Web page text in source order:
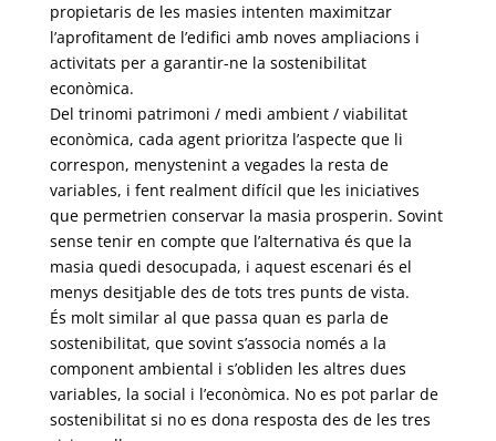
propietaris de les masies intenten maximitzar
l’aprofitament de l’edifici amb noves ampliacions i
activitats per a garantir-ne la sostenibilitat
econòmica.
Del trinomi patrimoni / medi ambient / viabilitat
econòmica, cada agent prioritza l’aspecte que li
correspon, menystenint a vegades la resta de
variables, i fent realment difícil que les iniciatives
que permetrien conservar la masia prosperin. Sovint
sense tenir en compte que l’alternativa és que la
masia quedi desocupada, i aquest escenari és el
menys desitjable des de tots tres punts de vista.
És molt similar al que passa quan es parla de
sostenibilitat, que sovint s’associa només a la
component ambiental i s’obliden les altres dues
variables, la social i l’econòmica. No es pot parlar de
sostenibilitat si no es dona resposta des de les tres